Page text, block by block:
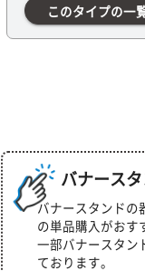
このタイプの一
バナース
バナースタンドの
の単品購入がおす
一部バナースタン
ております。